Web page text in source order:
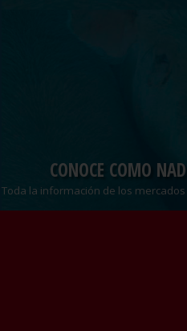
CONOCE COMO
Toda la información de los